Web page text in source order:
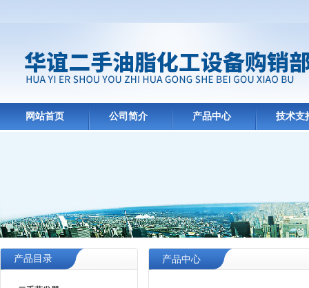
网站首页 公司简介 产品中心 技术支
产品目录 产品中心